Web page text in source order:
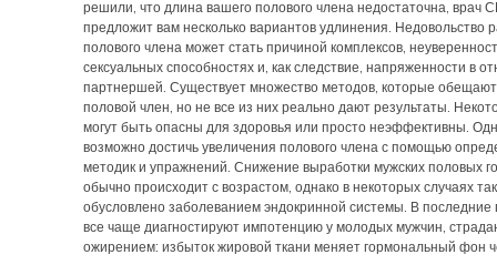
решили, что длина вашего полового члена недостаточна, врач
предложит вам несколько вариантов удлинения. Недовольство
полового члена может стать причиной комплексов,
сексуальных способностях и, как следствие, напряженности в
партнершей. Существует множество методов, которые обещают
половой член, но не все из них реально дают результаты.
могут быть опасны для здоровья или просто неэффективны.
возможно достичь увеличения полового члена с помощью
методик и упражнений. Снижение выработки мужских половых
обычно происходит с возрастом, однако в некоторых случаях
обусловлено заболеванием эндокринной системы. В последние
все чаще диагностируют импотенцию у молодых мужчин,
ожирением: избыток жировой ткани меняет гормональный фон